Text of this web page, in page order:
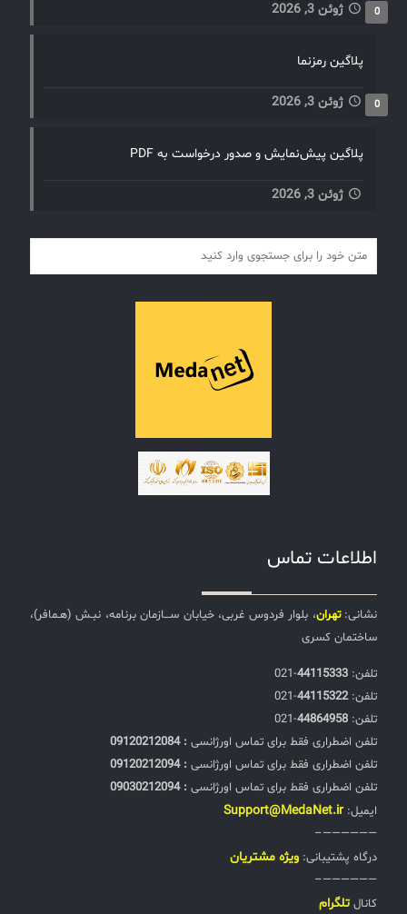
ژوئن 3, 2026 0
پلاگین رمزنما
ژوئن 3, 2026 0
پلاگین پیش‌نمایش و صدور درخواست به PDF
ژوئن 3, 2026
اطلاعات تماس
نشانی:تهران، بلوار فردوس غربی، خیابان ســـازمان برنامه، نبـش (هـمافر)،
ساختمان کسری
تلفن:‌ 44115333
-021
تلفن:‌44115322
-021
تلفن:‌ 44864958
-021
تلفن اضطراری فقط برای تماس اورژانسی : 09120212084
تلفن اضطراری فقط برای تماس اورژانسی : 09120212094
تلفن اضطراری فقط برای تماس اورژانسی : 09030212094
ایمیل: Support@MedaNet.ir
——————–
درگاه پشتیبانی: ويژه مشتریان
——————–
کانال تلگرام